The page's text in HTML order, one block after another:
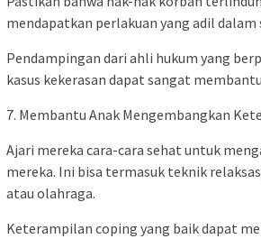
mendapatkan perlakuan yang adil dalam
Pendampingan dari ahli hukum yang
kasus kekerasan dapat sangat
7. Membantu Anak Mengembangkan
Ajari mereka cara-cara sehat untuk
mereka. Ini bisa termasuk teknik
atau olahraga.
Keterampilan coping yang baik dapat